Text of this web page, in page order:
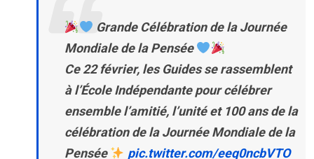
Grande Célébration de la Journée
Mondiale de la Pensée
Ce 22 février, les Guides se rassemblent
à l’École Indépendante pour célébrer
ensemble l’amitié, l’unité et 100 ans de la
célébration de la Journée Mondiale de la
Pensée
pic.twitter.com/eeq0ncbVTO